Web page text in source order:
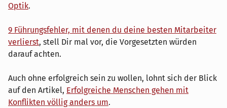
Optik.
9 Führungsfehler, mit denen du deine besten Mitarbeiter
verlierst, stell Dir mal vor, die Vorgesetzten würden
darauf achten.
Auch ohne erfolgreich sein zu wollen, lohnt sich der Blick
auf den Artikel, Erfolgreiche Menschen gehen mit
Konflikten völlig anders um.